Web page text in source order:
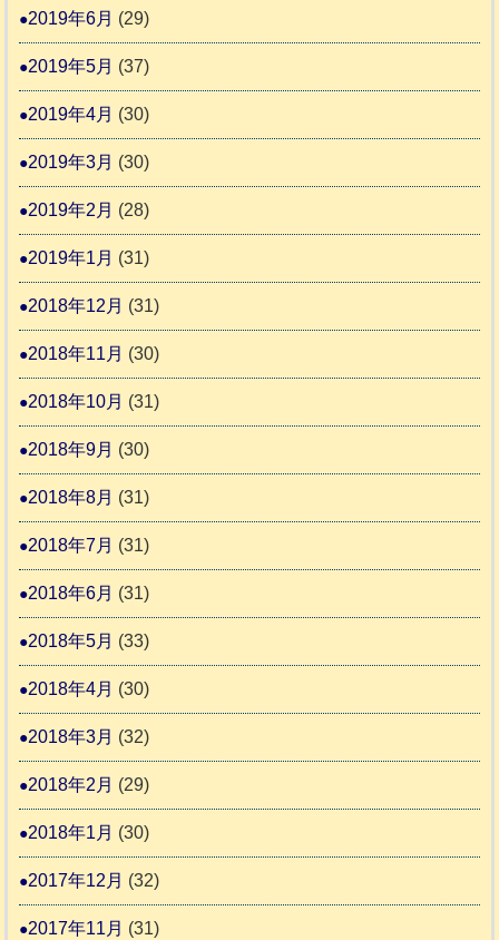
2019年6月 (29)
2019年5月 (37)
2019年4月 (30)
2019年3月 (30)
2019年2月 (28)
2019年1月 (31)
2018年12月 (31)
2018年11月 (30)
2018年10月 (31)
2018年9月 (30)
2018年8月 (31)
2018年7月 (31)
2018年6月 (31)
2018年5月 (33)
2018年4月 (30)
2018年3月 (32)
2018年2月 (29)
2018年1月 (30)
2017年12月 (32)
2017年11月 (31)